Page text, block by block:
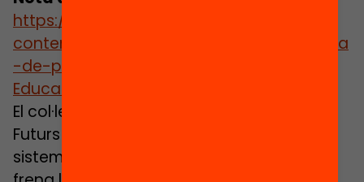
https://elsfutursdeleducacio.cat/wp-
content/uploads/2020/07/20200707_Nota
-de-premsa-PAU-Forum-Futurs-
Educacio.pdf
El col·lectiu d’escoles i instituts Fòrum
Futurs de l’Educació denuncia que l’actual
sistema d’accés a la universitat (PAU)